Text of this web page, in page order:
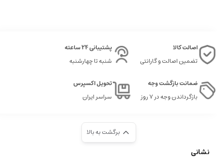
اصالت کالا
تضمین اصالت و گارانتی
پشتیبانی 24 ساعته
شنبه تا چهارشنبه
ضمانت بازگشت وجه
بازگرداندن وجه در ۷ روز
تحویل اکسپرس
سراسر ایران
برگشت به بالا
نشانی